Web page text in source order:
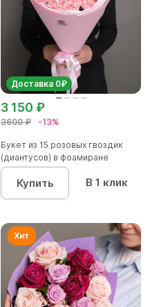
Доставка 0₽
3600 ₽ -13%
3 150 ₽
Букет из 15 розовых гвоздик
(диантусов) в фоамиране
Купить В 1 клик